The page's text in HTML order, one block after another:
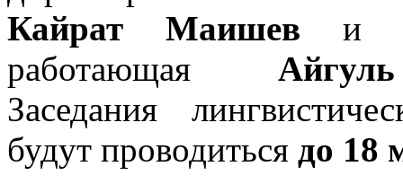
Кайрат Маишев и
работающая
Заседания
будут проводиться до 18